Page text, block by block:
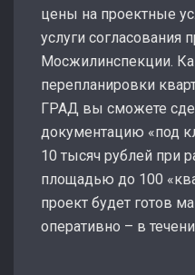
цены на проектные
услуги согласования
Мосжилинспекции.
перепланировки
ГРАД вы сможете
документацию «под
10 тысяч рублей при
площадью до 100
проект будет готов
оперативно – в